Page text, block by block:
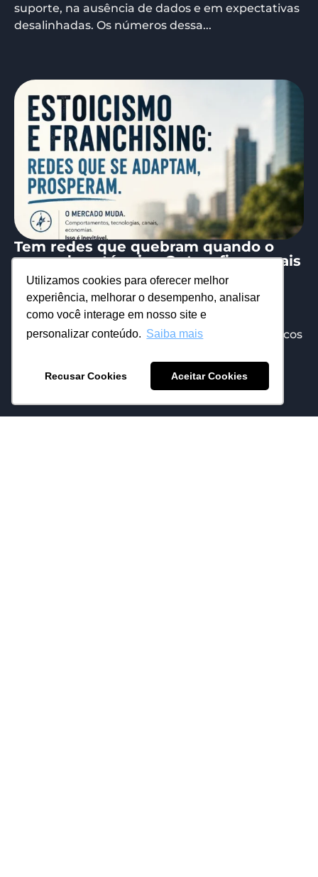
Utilizamos cookies para oferecer melhor
experiência, melhorar o desempenho, analisar
como você interage em nosso site e
personalizar conteúdo. Saiba mais
Recusar Cookies Aceitar Cookies
suporte, na ausência de dados e em expectativas
desalinhadas. Os números dessa...
Tem redes que quebram quando o
mercado está ruim. Outras ficam mais
fortes. A diferença não está no seu
tamanho..
19/06/2026Eduardo Mattos
Mas sim na capacidade de adaptação. Os estoicos